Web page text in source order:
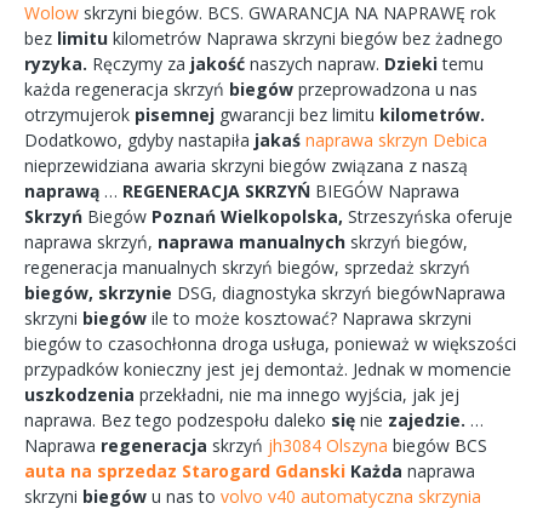
Wolow skrzyni biegów. BCS. GWARANCJA NA NAPRAWĘ rok
bez limitu kilometrów Naprawa skrzyni biegów bez żadnego
ryzyka. Ręczymy za jakość naszych napraw. Dziekitemu
każda regeneracja skrzyń biegów przeprowadzona u nas
otrzymujerok pisemnej gwarancji bez limitu kilometrów.
Dodatkowo, gdyby nastapiła jakaś naprawa skrzyn Debica
nieprzewidziana awaria skrzyni biegów związana z naszą
naprawą … REGENERACJA SKRZYŃ BIEGÓW Naprawa
Skrzyń Biegów Poznań Wielkopolska, Strzeszyńska oferuje
naprawa skrzyń, naprawa manualnych skrzyń biegów,
regeneracja manualnych skrzyń biegów, sprzedaż skrzyń
biegów, skrzynie DSG, diagnostyka skrzyń biegówNaprawa
skrzyni biegów ile to może kosztować? Naprawa skrzyni
biegówto czasochłonna droga usługa, ponieważ w większości
przypadków konieczny jest jej demontaż. Jednak w momencie
uszkodzenia przekładni, nie ma innego wyjścia, jak jej
naprawa. Bez tego podzespołu daleko się nie zajedzie. …
Naprawa regeneracja skrzyń jh3084 Olszyna biegów BCS
auta na sprzedaz Starogard Gdanski Każda naprawa
skrzyni biegów u nas to volvo v40 automatyczna skrzynia